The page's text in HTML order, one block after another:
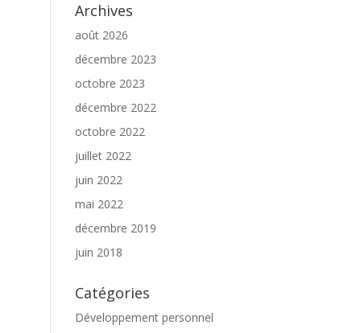
Archives
août 2026
décembre 2023
octobre 2023
décembre 2022
octobre 2022
juillet 2022
juin 2022
mai 2022
décembre 2019
juin 2018
Catégories
Développement personnel